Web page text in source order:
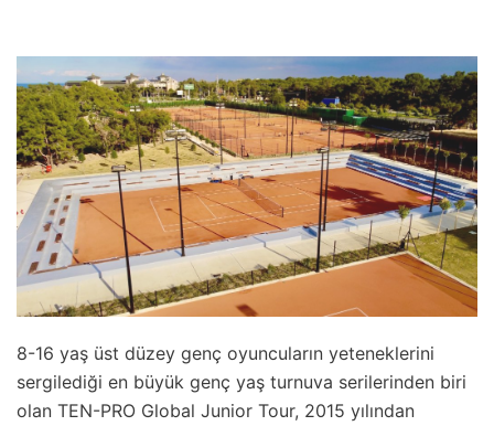
8-16 yaş üst düzey genç oyuncuların yeteneklerini
sergilediği en büyük genç yaş turnuva serilerinden biri
olan TEN-PRO Global Junior Tour, 2015 yılından